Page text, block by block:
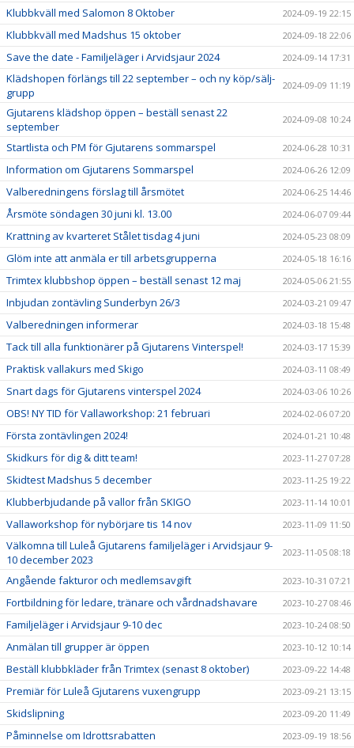
Klubbkväll med Salomon 8 Oktober 2024-09-19 22:15
Klubbkväll med Madshus 15 oktober 2024-09-18 22:06
Save the date - Familjeläger i Arvidsjaur 2024 2024-09-14 17:31
Klädshopen förlängs till 22 september – och ny köp/sälj-
grupp
2024-09-09 11:19
Gjutarens klädshop öppen – beställ senast 22
september
2024-09-08 10:24
Startlista och PM för Gjutarens sommarspel 2024-06-28 10:31
Information om Gjutarens Sommarspel 2024-06-26 12:09
Valberedningens förslag till årsmötet 2024-06-25 14:46
Årsmöte söndagen 30 juni kl. 13.00 2024-06-07 09:44
Krattning av kvarteret Stålet tisdag 4 juni 2024-05-23 08:09
Glöm inte att anmäla er till arbetsgrupperna 2024-05-18 16:16
Trimtex klubbshop öppen – beställ senast 12 maj 2024-05-06 21:55
Inbjudan zontävling Sunderbyn 26/3 2024-03-21 09:47
Valberedningen informerar 2024-03-18 15:48
Tack till alla funktionärer på Gjutarens Vinterspel! 2024-03-17 15:39
Praktisk vallakurs med Skigo 2024-03-11 08:49
Snart dags för Gjutarens vinterspel 2024 2024-03-06 10:26
OBS! NY TID för Vallaworkshop: 21 februari 2024-02-06 07:20
Första zontävlingen 2024! 2024-01-21 10:48
Skidkurs för dig & ditt team! 2023-11-27 07:28
Skidtest Madshus 5 december 2023-11-25 19:22
Klubberbjudande på vallor från SKIGO 2023-11-14 10:01
Vallaworkshop för nybörjare tis 14 nov 2023-11-09 11:50
Välkomna till Luleå Gjutarens familjeläger i Arvidsjaur 9-
10 december 2023
2023-11-05 08:18
Angående fakturor och medlemsavgift 2023-10-31 07:21
Fortbildning för ledare, tränare och vårdnadshavare 2023-10-27 08:46
Familjeläger i Arvidsjaur 9-10 dec 2023-10-24 08:50
Anmälan till grupper är öppen 2023-10-12 10:14
Beställ klubbkläder från Trimtex (senast 8 oktober) 2023-09-22 14:48
Premiär för Luleå Gjutarens vuxengrupp 2023-09-21 13:15
Skidslipning 2023-09-20 11:49
Påminnelse om Idrottsrabatten 2023-09-19 18:56